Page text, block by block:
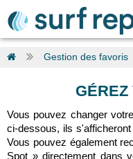
Gestion des favoris
GÉREZ
Vous pouvez changer
ci-dessous, ils
Vous pouvez également
Spot » directement dans